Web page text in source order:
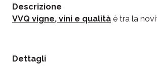
Descrizione
VVQ vigne, vini e qualità è tra la
Dettagli